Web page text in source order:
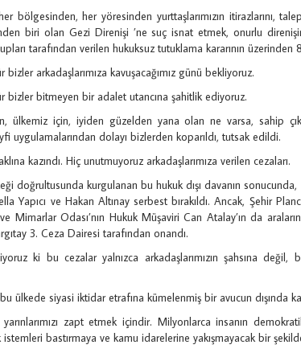
bölgesinden, her yöresinden yurttaşlarımızın itirazlarını,
biri olan Gezi Direnişi ’ne suç isnat etmek, onurlu
tarafından verilen hukuksuz tutuklama kararının
arkadaşlarımıza kavuşacağımız günü bekliyoruz.
bizler bitmeyen bir adalet utancına şahitlik ediyoruz.
ülkemiz için, iyiden güzelden yana olan ne varsa, sahip
uygulamalarından dolayı bizlerden koparıldı, tutsak edildi.
kazındı. Hiç unutmuyoruz arkadaşlarımıza verilen cezaları.
doğrultusunda kurgulanan bu hukuk dışı davanın
Yapıcı ve Hakan Altınay serbest bırakıldı. Ancak, Şehir
Mimarlar Odası’nın Hukuk Müşaviri Can Atalay’ın da
3. Ceza Dairesi tarafından onandı.
ki bu cezalar yalnızca arkadaşlarımızın şahsına
ülkede siyasi iktidar etrafına kümelenmiş bir avucun dışında
zapt etmek içindir. Milyonlarca insanın
bastırmaya ve kamu idarelerine yakışmayacak bir